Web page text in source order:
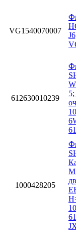
VG1540070007
612630010239
1000428205